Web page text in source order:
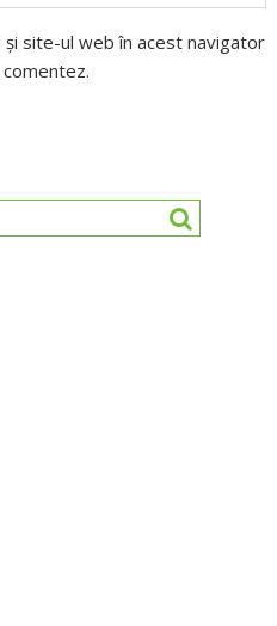
și site-ul web în acest navigator